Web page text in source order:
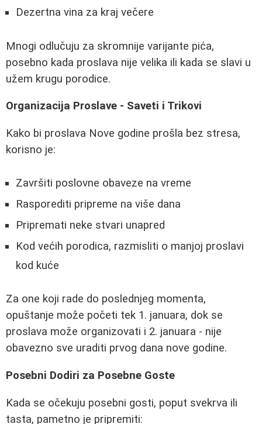
Dezertna vina za kraj večere
Mnogi odlučuju za skromnije varijante pića,
posebno kada proslava nije velika ili kada se slavi u
užem krugu porodice.
Organizacija Proslave - Saveti i Trikovi
Kako bi proslava Nove godine prošla bez stresa,
korisno je:
Završiti poslovne obaveze na vreme
Rasporediti pripreme na više dana
Pripremati neke stvari unapred
Kod većih porodica, razmisliti o manjoj proslavi
kod kuće
Za one koji rade do poslednjeg momenta,
opuštanje može početi tek 1. januara, dok se
proslava može organizovati i 2. januara - nije
obavezno sve uraditi prvog dana nove godine.
Posebni Dodiri za Posebne Goste
Kada se očekuju posebni gosti, poput svekrva ili
tasta, pametno je pripremiti: